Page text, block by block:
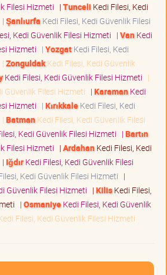
Filesi Hizmeti | Tunceli Kedi Filesi, Kedi
| Şanlıurfa Kedi Filesi, Kedi Güvenlik Filesi
Kedi Güvenlik Filesi Hizmeti | VanKedi
Hizmeti | YozgatKedi Filesi, Kedi
| ZonguldakKedi Filesi, Kedi Güvenlik
Kedi Filesi, Kedi Güvenlik Filesi Hizmeti |
Güvenlik Filesi Hizmeti | KaramanKedi
Hizmeti | KırıkkaleKedi Filesi, Kedi
| BatmanKedi Filesi, Kedi Güvenlik Filesi
Kedi Güvenlik Filesi Hizmeti | Bartın
Filesi Hizmeti | ArdahanKedi Filesi, Kedi
| IğdırKedi Filesi, Kedi Güvenlik Filesi
Kedi Güvenlik Filesi Hizmeti |
Güvenlik Filesi Hizmeti | KilisKedi Filesi,
| OsmaniyeKedi Filesi, Kedi Güvenlik
Filesi, Kedi Güvenlik Filesi Hizmeti